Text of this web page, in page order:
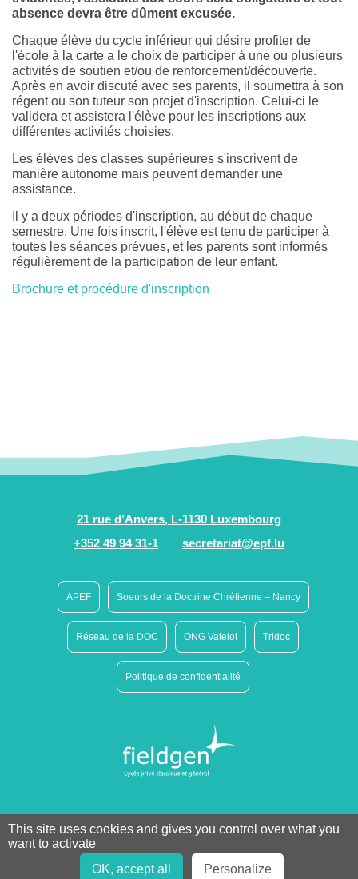
absence devra être dûment excusée.
Chaque élève du cycle inférieur qui désire profiter de
l'école à la carte a le choix de participer à une ou plusieurs
activités de soutien et/ou de renforcement/découverte.
Après en avoir discuté avec ses parents, il soumettra à son
régent ou son tuteur son projet d'inscription. Celui-ci le
validera et assistera l'élève pour les inscriptions aux
différentes activités choisies.
Les élèves des classes supérieures s'inscrivent de
manière autonome mais peuvent demander une
assistance.
Il y a deux périodes d'inscription, au début de chaque
semestre. Une fois inscrit, l'élève est tenu de participer à
toutes les séances prévues, et les parents sont informés
régulièrement de la participation de leur enfant.
Brochure et procédure d'inscription
21 rue d’Anvers, L-1130 Luxembourg
+352 49 94 31-1
secretariat@epf.lu
APEF Soeurs de la Doctrine Chrétienne – Nancy
Réseau de la DOC ONG Vatelot Tridoc
Politique de confidentialité
This site uses cookies and gives you control over what you
want to activate
OK, accept all
Personalize